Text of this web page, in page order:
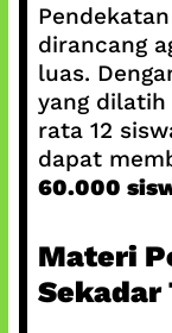
Pendekatan
dirancang
luas.
yang
rata 12
dapat
60.000
Materi
Sekadar